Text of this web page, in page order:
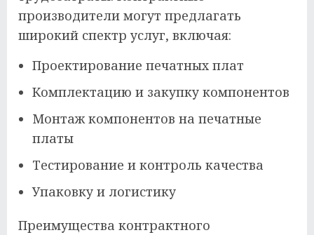
производители могут предлагать
широкий спектр услуг, включая:
Проектирование печатных плат
Комплектацию и закупку компонентов
Монтаж компонентов на печатные
платы
Тестирование и контроль качества
Упаковку и логистику
Преимущества контрактного